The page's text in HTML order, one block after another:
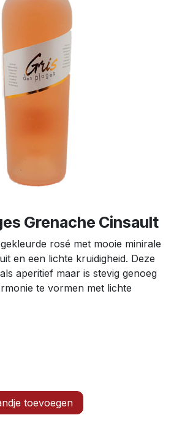
Grenache Cinsault
rosé met mooie minirale
en een lichte kruidigheid. Deze
aperitief maar is stevig genoeg
te vormen met lichte
toevoegen